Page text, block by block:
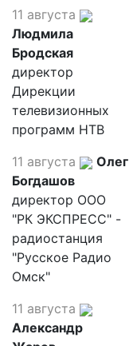
11 августа
Людмила
Бродская
директор
Дирекции
телевизионных
программ НТВ
11 августа
Олег
Богдашов
директор ООО
"РК ЭКСПРЕСС" -
радиостанция
"Русское Радио
Омск"
11 августа
Александр